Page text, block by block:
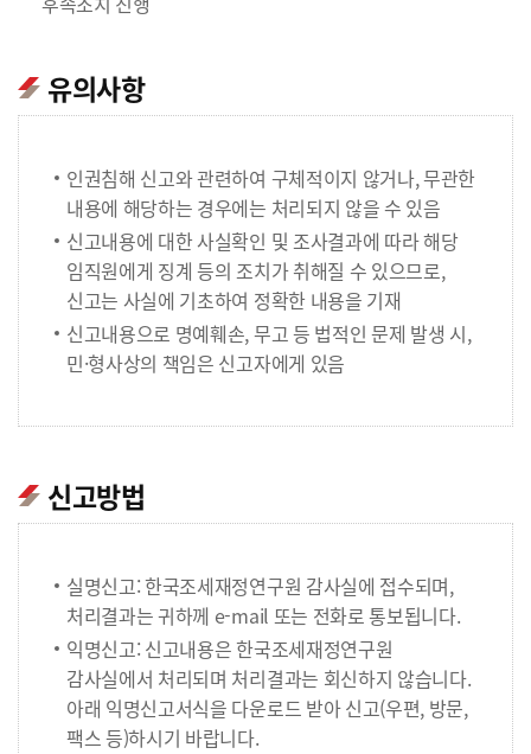
유의사항
인권침해 신고와 관련하여 구체적이지 않거나, 무관한
내용에 해당하는 경우에는 처리되지 않을 수 있음
신고내용에 대한 사실확인 및 조사결과에 따라 해당
임직원에게 징계 등의 조치가 취해질 수 있으므로,
신고는 사실에 기초하여 정확한 내용을 기재
신고내용으로 명예훼손, 무고 등 법적인 문제 발생 시,
민·형사상의 책임은 신고자에게 있음
신고방법
실명신고: 한국조세재정연구원 감사실에 접수되며,
처리결과는 귀하께 e-mail 또는 전화로 통보됩니다.
익명신고: 신고내용은 한국조세재정연구원
감사실에서 처리되며 처리결과는 회신하지 않습니다.
아래 익명신고서식을 다운로드 받아 신고(우편, 방문,
팩스 등)하시기 바랍니다.